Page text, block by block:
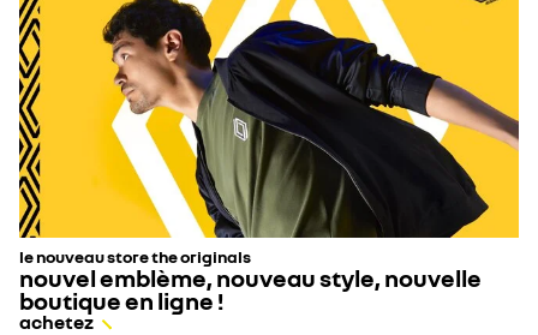
le nouveau store the originals
nouvel emblème, nouveau style, nouvelle
boutique en ligne !
achetez